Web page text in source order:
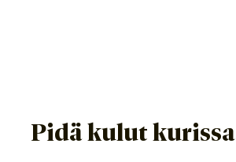
Pidä kulut kurissa